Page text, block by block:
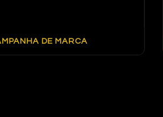
DE MARCA